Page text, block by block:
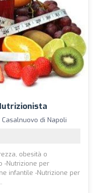
di Napoli
obesità o
-Nutrizione per
infantile -Nutrizione per